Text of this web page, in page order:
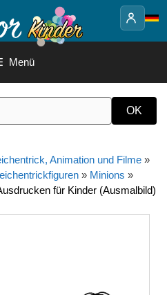
Menü
Animation und Filme »
» Minions »
für Kinder (Ausmalbild)